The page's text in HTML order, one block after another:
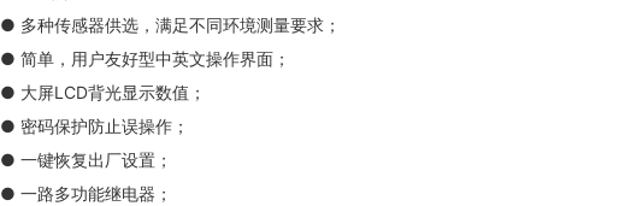
● 多种传感器供选，满足不同环境测量要求；
● 简单，用户友好型中英文操作界面；
● 大屏LCD背光显示数值；
● 密码保护防止误操作；
● 一键恢复出厂设置；
● 一路多功能继电器；